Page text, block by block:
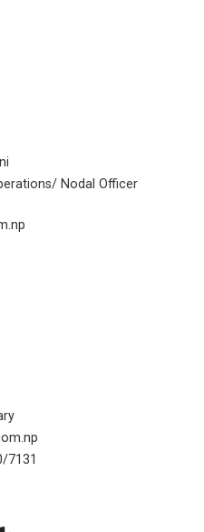
Nodal Officer
7131